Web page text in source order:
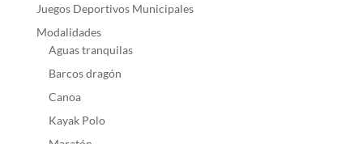
Juegos Deportivos Municipales
Modalidades
Aguas tranquilas
Barcos dragón
Canoa
Kayak Polo